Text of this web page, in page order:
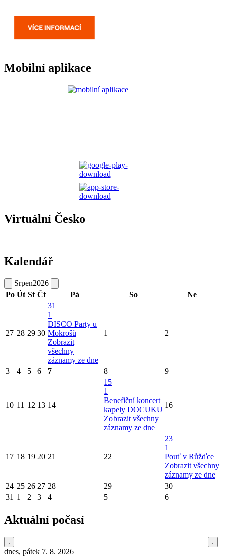
Mobilní aplikace
Virtuální Česko
Kalendář
Srpen2026
Po Út St Čt Pá So Ne
27 28 29 30
31
1
DISCO Party u
Mokrošů
Zobrazit
všechny
záznamy ze dne
1 2
3 4 5 6 7 8 9
10 11 12 13 14
15
1
Benefiční koncert
kapely DOCUKU
Zobrazit všechny
záznamy ze dne
16
17 18 19 20 21 22
23
1
Pouť v Růžďce
Zobrazit všechny
záznamy ze dne
24 25 26 27 28 29
30
31 1 2 3 4 5 6
Aktuální počasí
dnes, pátek 7. 8. 2026